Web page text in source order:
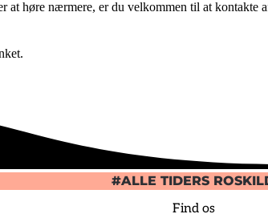
at høre nærmere, er du velkommen til at kontakte
#ALLE TIDERS
Find os